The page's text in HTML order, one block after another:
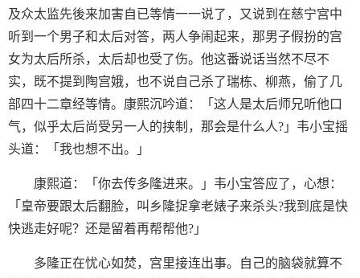
及众太监先後来加害自已等情一一说了，又说到在慈宁宫中
听到一个男子和太后对答，两人争闹起来，那男子假扮的宫
女为太后所杀，太后却也受了伤。他这番说话当然不尽不
实，既不提到陶宫娥，也不说自己杀了瑞栋、柳燕，偷了几
部四十二章经等情。康熙沉吟道：「这人是太后师兄听他口
气，似乎太后尚受另一人的挟制，那会是什么人?」韦小宝摇
头道：「我也想不出。」
康熙道：「你去传多隆进来。」韦小宝答应了，心想：
「皇帝要跟太后翻脸，叫乡隆捉拿老婊子来杀头?我到底是快
快逃走好呢？还是留着再帮帮他?」
多隆正在忧心如焚，宫里接连出事。自己的脑袋就算不